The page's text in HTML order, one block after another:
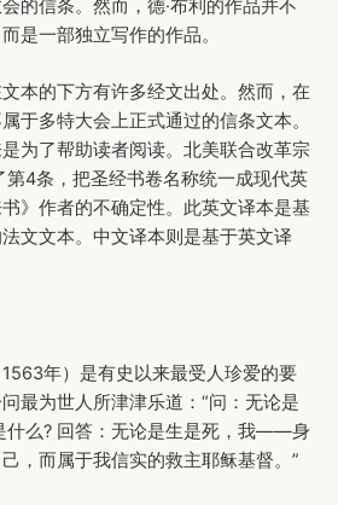
的信条。然而，德·布利的作品并不
是一部独立写作的作品。
本的下方有许多经文出处。然而，在
于多特大会上正式通过的信条文本。
为了帮助读者阅读。北美联合改革宗
4条，把圣经书卷名称统一成现代英
》作者的不确定性。此英文译本是基
文文本。中文译本则是基于英文译
1563年）是有史以来最受人珍爱的要
最为世人所津津乐道：“问：无论是
什么? 回答：无论是生是死，我——身
，而属于我信实的救主耶稣基督。”